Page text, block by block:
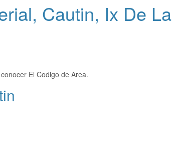
Cautin, Ix De La
El Codigo de Area.